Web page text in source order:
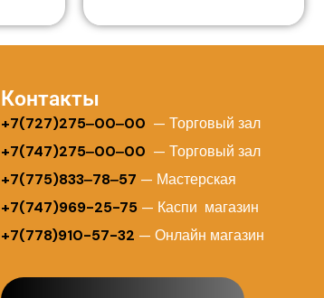
Контакты
+7(727)275‒00‒00 — Торговый зал
+7(747)275‒00‒00 — Торговый зал
+7(775)833‒78‒57 — Мастерская
+7(747)969-25-75— Каспи магазин
+7(778)910-57-32 — Онлайн магазин